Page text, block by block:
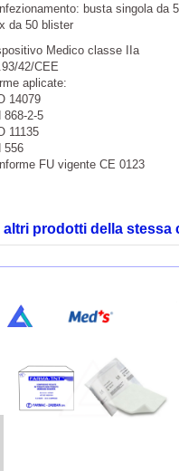
busta singola da
da 50 blister
Medico classe IIa
42/CEE
aplicate:
14079
868-2-5
11135
556
FU vigente CE 0123
altri prodotti della stessa